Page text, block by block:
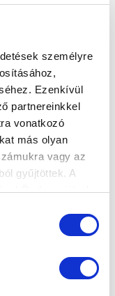
személyre
Ezenkívül
partnereinkkel
vonatkozó
más olyan
vagy az
gyűjtöttek. A
Ön hozzájárul a